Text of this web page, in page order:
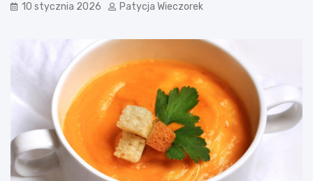
10 stycznia 2026 Patycja Wieczorek